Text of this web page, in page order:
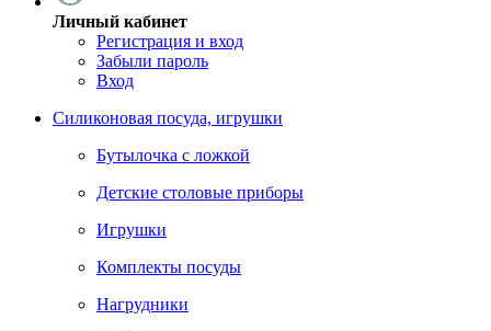
Личный кабинет
Регистрация и вход
Забыли пароль
Вход
Силиконовая посуда, игрушки
Бутылочка с ложкой
Детские столовые приборы
Игрушки
Комплекты посуды
Нагрудники